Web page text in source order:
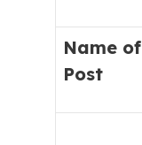
Name of
Post